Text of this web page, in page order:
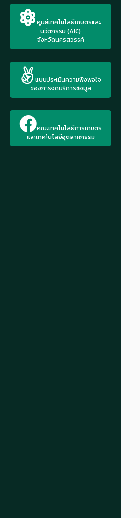
ศูนย์เทคโนโลยีเกษตรและ
นวัตกรรม (AIC)
จังหวัดนครสวรรค์
แบบประเมินความพึงพอใจ
ของการจัดบริการข้อมูล
คณะเทคโนโลยีการเกษตร
และเทคโนโลยีอุตสาหกรรม